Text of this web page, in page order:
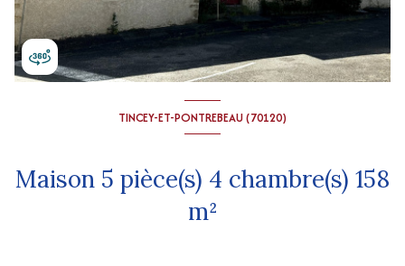
TINCEY-ET-PONTREBEAU (70120)
Maison 5 pièce(s) 4 chambre(s) 158
m²